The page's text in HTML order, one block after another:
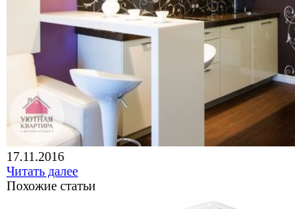
17.11.2016
Читать далее
Похожие статьи